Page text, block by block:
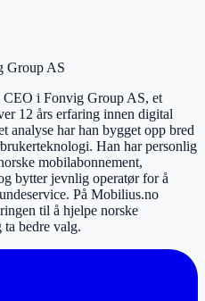
Group AS
CEO i Fonvig Group AS, et
12 års erfaring innen digital
analyse har han bygget opp bred
Han har personlig
mobilabonnement,
bytter jevnlig operatør for å
På Mobilius.no
til å hjelpe norske
ta bedre valg.